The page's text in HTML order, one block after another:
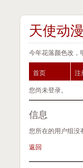
天使动
今年花落颜色改，
首页 注
您尚未登录。
信息
您所在的用户组没
返回